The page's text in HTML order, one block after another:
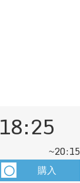
18:25
~20:15
購入